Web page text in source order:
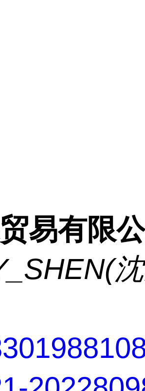
易有限